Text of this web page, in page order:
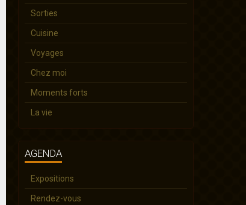
Sorties
Cuisine
Voyages
Chez moi
Moments forts
La vie
AGENDA
Expositions
Rendez-vous